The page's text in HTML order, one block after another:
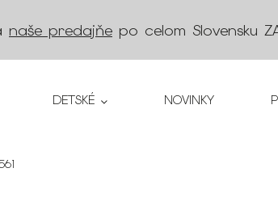
naše predajňe po celom Slovensku
DETSKÉ NOVINKY